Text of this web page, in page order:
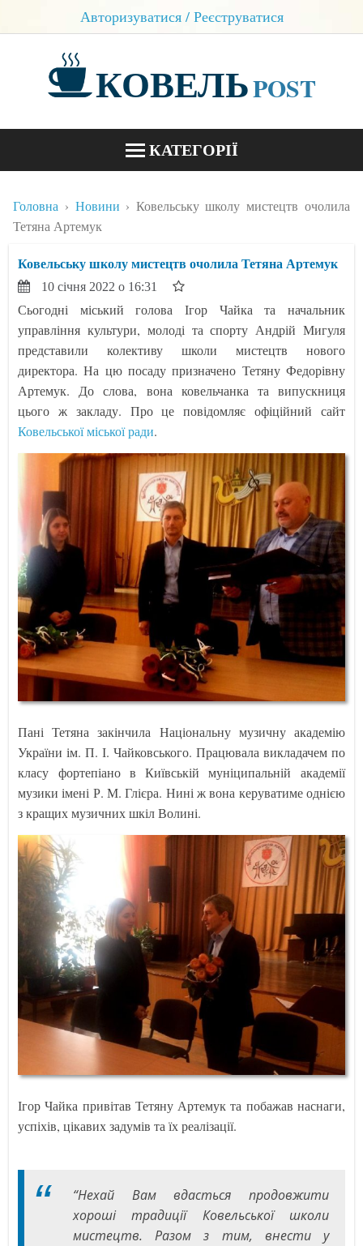
Авторизуватися / Реєструватися
КОВЕЛЬPOST
КАТЕГОРІЇ
Головна Новини
Ковельську школу мистецтв очолила
Тетяна Артемук
Ковельську школу мистецтв очолила Тетяна Артемук
10 січня 2022 о 16:31
Сьогодні міський голова Ігор Чайка та начальник
управління культури, молоді та спорту Андрій Мигуля
представили колективу школи мистецтв нового
директора. На цю посаду призначено Тетяну Федорівну
Артемук. До слова, вона ковельчанка та випускниця
цього ж закладу. Про це повідомляє офіційний сайт
Ковельської міської ради.
Пані Тетяна закінчила Національну музичну академію
України ім. П. І. Чайковського. Працювала викладачем по
класу фортепіано в Київській муніципальній академії
музики імені Р. М. Глієра. Нині ж вона керуватиме однією
з кращих музичних шкіл Волині.
Ігор Чайка привітав Тетяну Артемук та побажав наснаги,
успіхів, цікавих задумів та їх реалізації.
“Нехай Вам вдасться продовжити
хороші традиції Ковельської школи
мистецтв. Разом з тим, внести у